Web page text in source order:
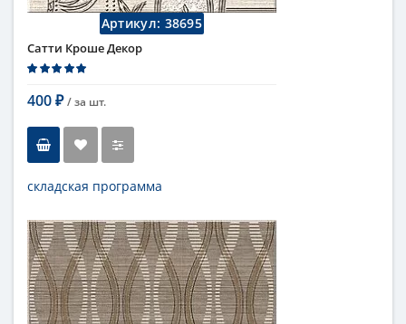
Артикул: 38695
Сатти Кроше Декор
400 ₽ / за шт.
складская программа
Длина
27,8 см
Высота
40,5 см
Цвет
бежевый,светлый
Страна
Россия
Поверхность
матовая